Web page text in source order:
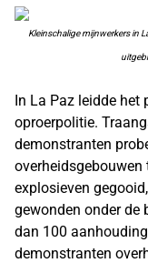
Kleinschalige mijnwerkers in
In La Paz leidde
oproerpolitie.
demonstranten
overheidsgebouwen
explosieven
gewonden onder de
dan 100
demonstranten